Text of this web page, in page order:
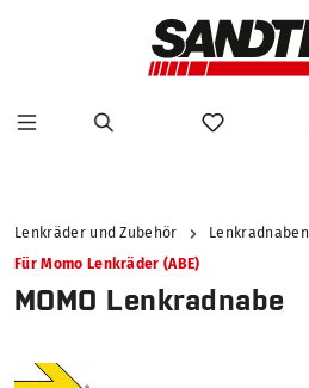
Lenkräder und Zubehör
Lenkradnaben
Für Momo Lenkräder (ABE)
MOMO Lenkradnabe